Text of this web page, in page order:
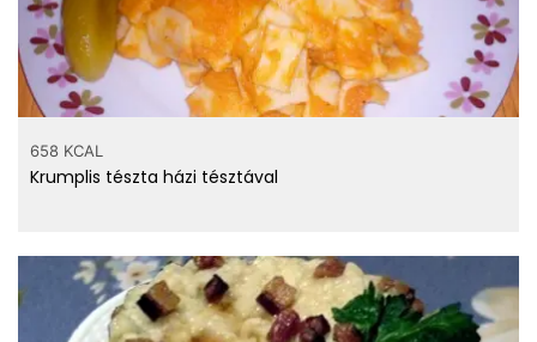
658 KCAL
Krumplis tészta házi tésztával